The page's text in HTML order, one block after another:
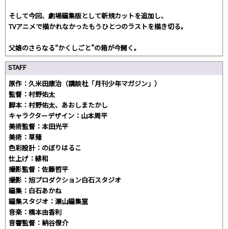
そして今回、劇場編集版として新規カットを追加し、
TVアニメで描かれなかったもうひとつのラストを描き切る。
父娘のさらなる“かくしごと”の箱が今開く。
STAFF
原作：久米田康治（講談社「月刊少年マガジン」）
監督：村野佑太
脚本：村野佑太、あおしまたかし
キャラクターデザイン：山本周平
美術監督：本田光平
美術：草薙
色彩設計：のぼりはるこ
仕上げ：緋和
撮影監督：佐藤哲平
撮影：旭プロダクション白石スタジオ
編集：白石あかね
編集スタジオ：瀬山編集室
音楽：橋本由香利
音響監督：納谷僚介